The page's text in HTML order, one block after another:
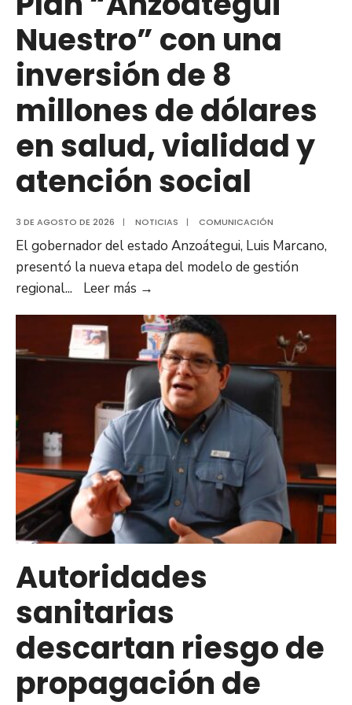
Nuestro” con una
inversión de 8
millones de dólares
en salud, vialidad y
atención social
3 DE AGOSTO DE 2026 | NOTICIAS | COMUNICACIÓN
El gobernador del estado Anzoátegui, Luis Marcano,
presentó la nueva etapa del modelo de gestión
regional... Leer más →
Marcano
anunció
Plan
“Anzoátegui
Nuestro”
con
una
inversión
de
8
millones
de
dólares
en
salud,
vialidad
atención
Autoridades
sanitarias
descartan riesgo de
propagación de